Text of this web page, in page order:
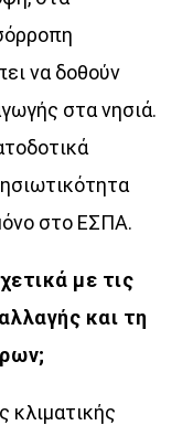
να δοθούν
στα νησιά.
στο ΕΣΠΑ.
με τις
και τη
κλιματικής